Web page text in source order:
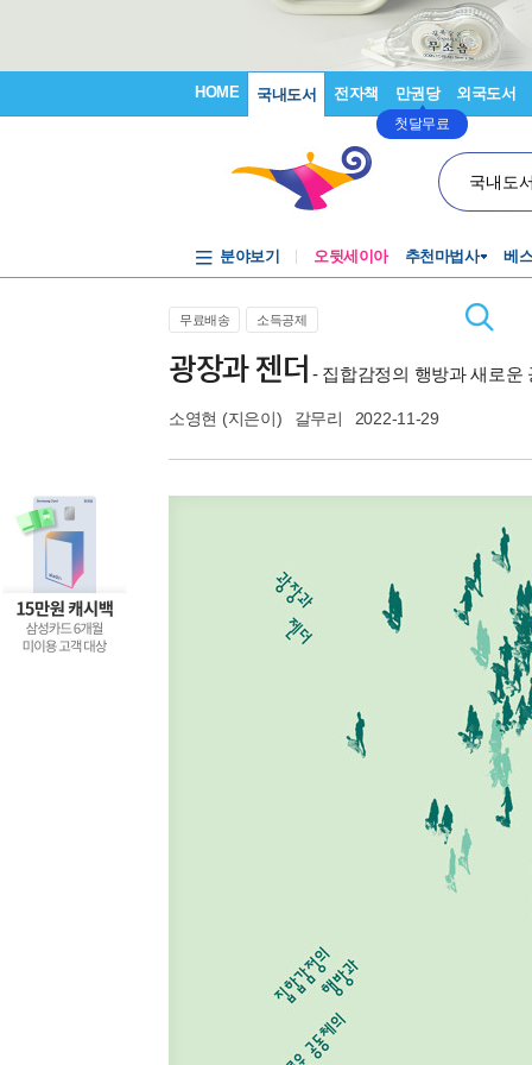
HOME 국내도서 전자책 만권당
첫달무료
외국도서
국내도
분야보기 오뒷세이아 추천마법사 베
무료배송 소득공제
광장과 젠더 - 집합감정의 행방과 새로운
소영현 (지은이) 갈무리 2022-11-29